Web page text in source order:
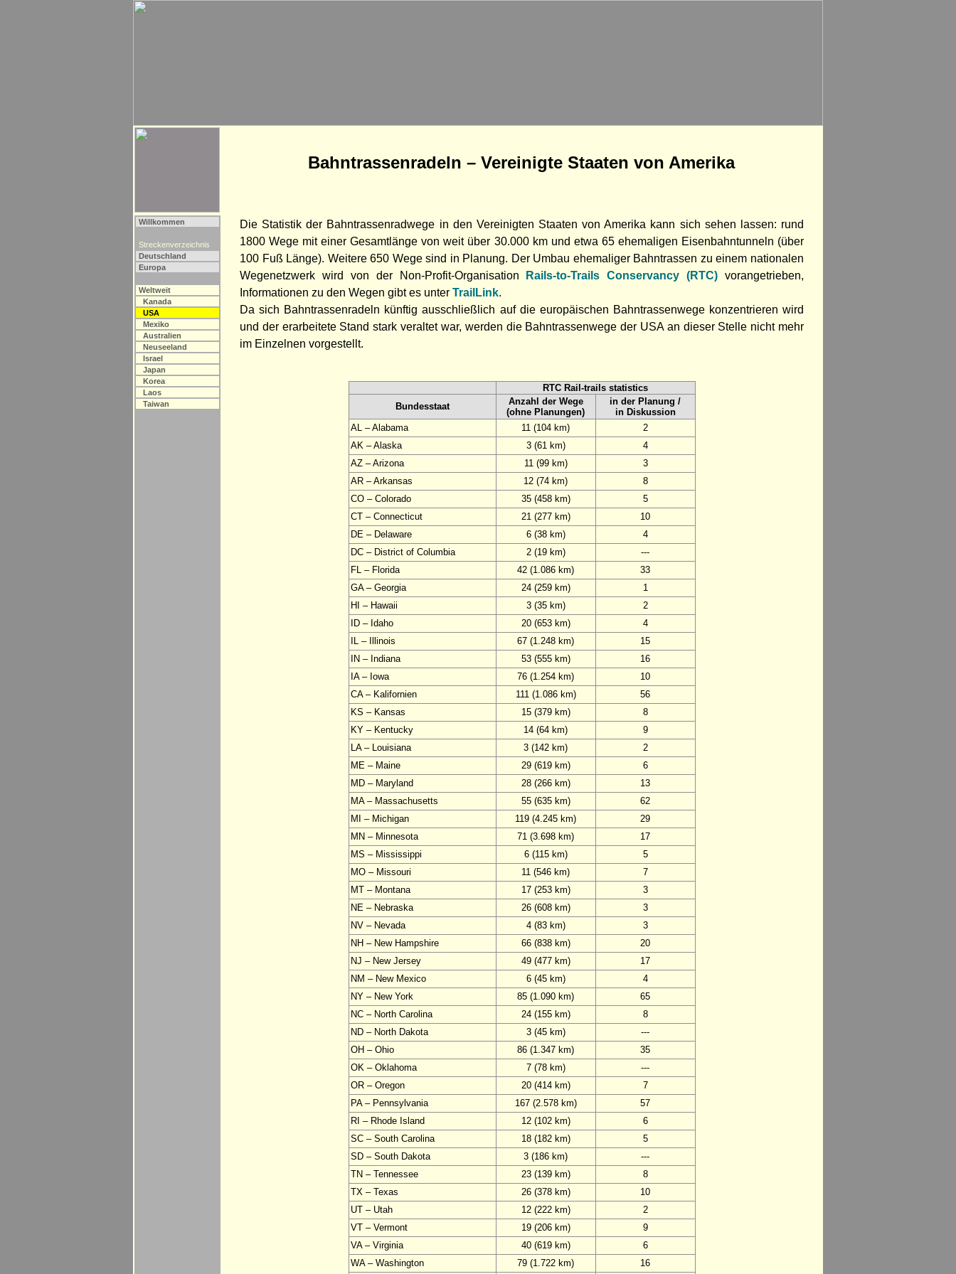
Bahntrassenradeln – Vereinigte Staaten von Amerika
Willkommen
Streckenverzeichnis
Deutschland
Europa
Weltweit
Kanada
USA
Mexiko
Australien
Neuseeland
Israel
Japan
Korea
Laos
Taiwan
Die Statistik der Bahntrassenradwege in den Vereinigten Staaten von Amerika kann sich sehen lassen: rund
1800 Wege mit einer Gesamtlänge von weit über 30.000 km und etwa 65 ehemaligen Eisenbahntunneln (über
100 Fuß Länge). Weitere 650 Wege sind in Planung. Der Umbau ehemaliger Bahntrassen zu einem nationalen
Wegenetzwerk wird von der Non-Profit-Organisation
Rails-to-Trails Conservancy (RTC) vorangetrieben,
Informationen zu den Wegen gibt es unter TrailLink.
Da sich Bahntrassenradeln künftig ausschließlich auf die europäischen Bahntrassenwege konzentrieren wird
und der erarbeitete Stand stark veraltet war, werden die Bahntrassenwege der USA an dieser Stelle nicht mehr
im Einzelnen vorgestellt.
RTC Rail-trails statistics
Bundesstaat
Anzahl der Wege
(ohne Planungen)
in der Planung /
in Diskussion
AL – Alabama
11 (104 km)
2
AK – Alaska
3 (61 km)
4
AZ – Arizona
11 (99 km)
3
AR – Arkansas
12 (74 km)
8
CO – Colorado
35 (458 km)
5
CT – Connecticut
21 (277 km)
10
DE – Delaware
6 (38 km)
4
DC – District of Columbia
2 (19 km)
---
FL – Florida
42 (1.086 km)
33
GA – Georgia
24 (259 km)
1
HI – Hawaii
3 (35 km)
2
ID – Idaho
20 (653 km)
4
IL – Illinois
67 (1.248 km)
15
IN – Indiana
53 (555 km)
16
IA – Iowa
76 (1.254 km)
10
CA – Kalifornien
111 (1.086 km)
56
KS – Kansas
15 (379 km)
8
KY – Kentucky
14 (64 km)
9
LA – Louisiana
3 (142 km)
2
ME – Maine
29 (619 km)
6
MD – Maryland
28 (266 km)
13
MA – Massachusetts
55 (635 km)
62
MI – Michigan
119 (4.245 km)
29
MN – Minnesota
71 (3.698 km)
17
MS – Mississippi
6 (115 km)
5
MO – Missouri
11 (546 km)
7
MT – Montana
17 (253 km)
3
NE – Nebraska
26 (608 km)
3
NV – Nevada
4 (83 km)
3
NH – New Hampshire
66 (838 km)
20
NJ – New Jersey
49 (477 km)
17
NM – New Mexico
6 (45 km)
4
NY – New York
85 (1.090 km)
65
NC – North Carolina
24 (155 km)
8
ND – North Dakota
3 (45 km)
---
OH – Ohio
86 (1.347 km)
35
OK – Oklahoma
7 (78 km)
---
OR – Oregon
20 (414 km)
7
PA – Pennsylvania
167 (2.578 km)
57
RI – Rhode Island
12 (102 km)
6
SC – South Carolina
18 (182 km)
5
SD – South Dakota
3 (186 km)
---
TN – Tennessee
23 (139 km)
8
TX – Texas
26 (378 km)
10
UT – Utah
12 (222 km)
2
VT – Vermont
19 (206 km)
9
VA – Virginia
40 (619 km)
6
WA – Washington
79 (1.722 km) 16